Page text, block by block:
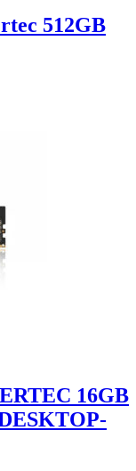
512GB
16GB